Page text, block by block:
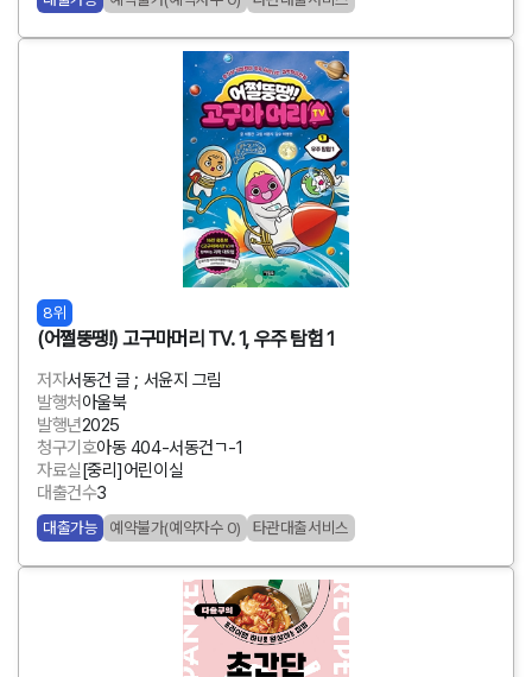
8위
(어쩔뚱땡!) 고구마머리 TV. 1, 우주 탐험 1
저자서동건 글 ; 서윤지 그림
발행처 아울북
발행년2025
청구기호아동 404-서동건ㄱ-1
자료실[중리]어린이실
대출건수3
대출가능 예약불가(예약자수 0) 타관대출서비스